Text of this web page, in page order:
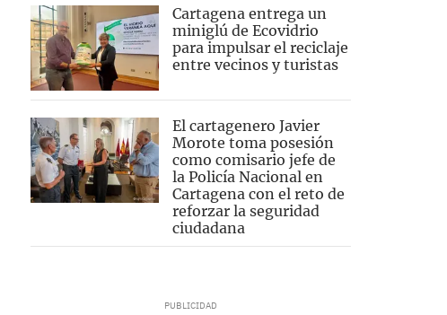
Cartagena entrega un
miniglú de Ecovidrio
para impulsar el reciclaje
entre vecinos y turistas
El cartagenero Javier
Morote toma posesión
como comisario jefe de
la Policía Nacional en
Cartagena con el reto de
reforzar la seguridad
ciudadana